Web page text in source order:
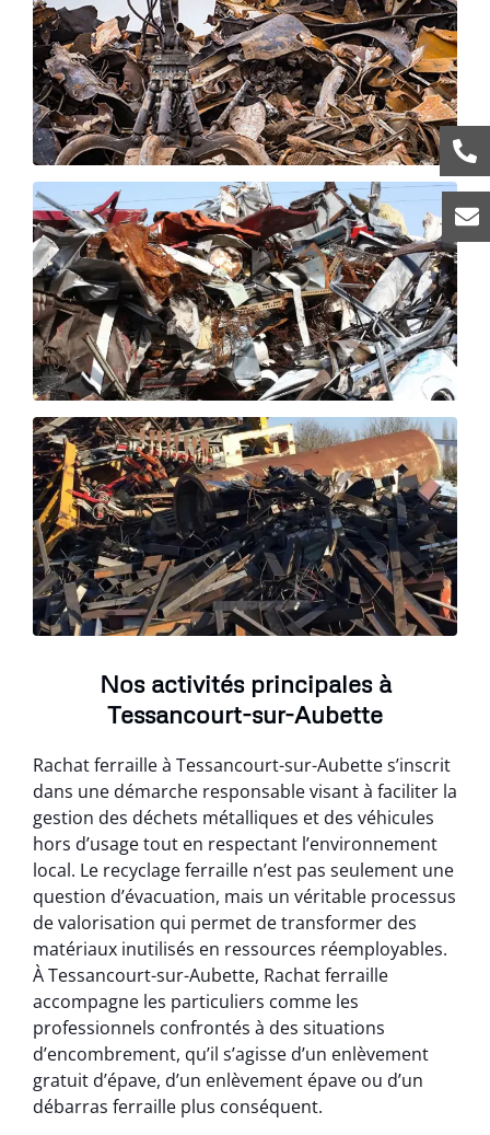
Nos activités principales à
Tessancourt-sur-Aubette
Rachat ferraille à Tessancourt-sur-Aubette s’inscrit
dans une démarche responsable visant à faciliter la
gestion des déchets métalliques et des véhicules
hors d’usage tout en respectant l’environnement
local. Le recyclage ferraille n’est pas seulement une
question d’évacuation, mais un véritable processus
de valorisation qui permet de transformer des
matériaux inutilisés en ressources réemployables.
À Tessancourt-sur-Aubette, Rachat ferraille
accompagne les particuliers comme les
professionnels confrontés à des situations
d’encombrement, qu’il s’agisse d’un enlèvement
gratuit d’épave, d’un enlèvement épave ou d’un
débarras ferraille plus conséquent.